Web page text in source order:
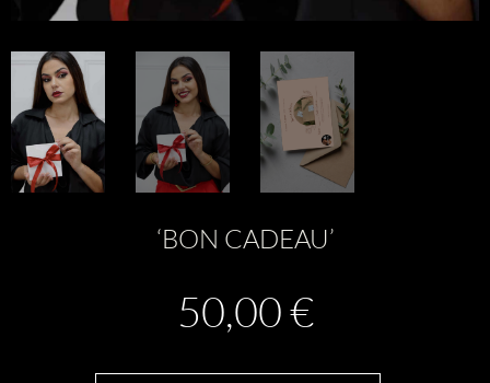
‘BON CADEAU’
50,00€